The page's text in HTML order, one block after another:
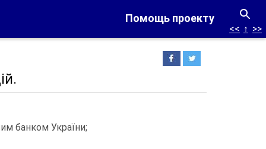
Помощь проекту
<< ↑ >>
банком України;